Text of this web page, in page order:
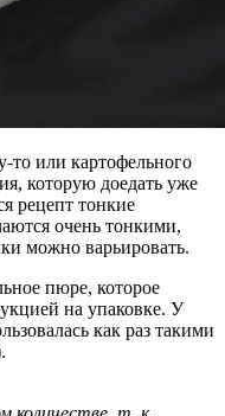
то или картофельного
которую доедать уже
рецепт тонкие
очень тонкими,
можно варьировать.
пюре, которое
на упаковке. У
как раз такими